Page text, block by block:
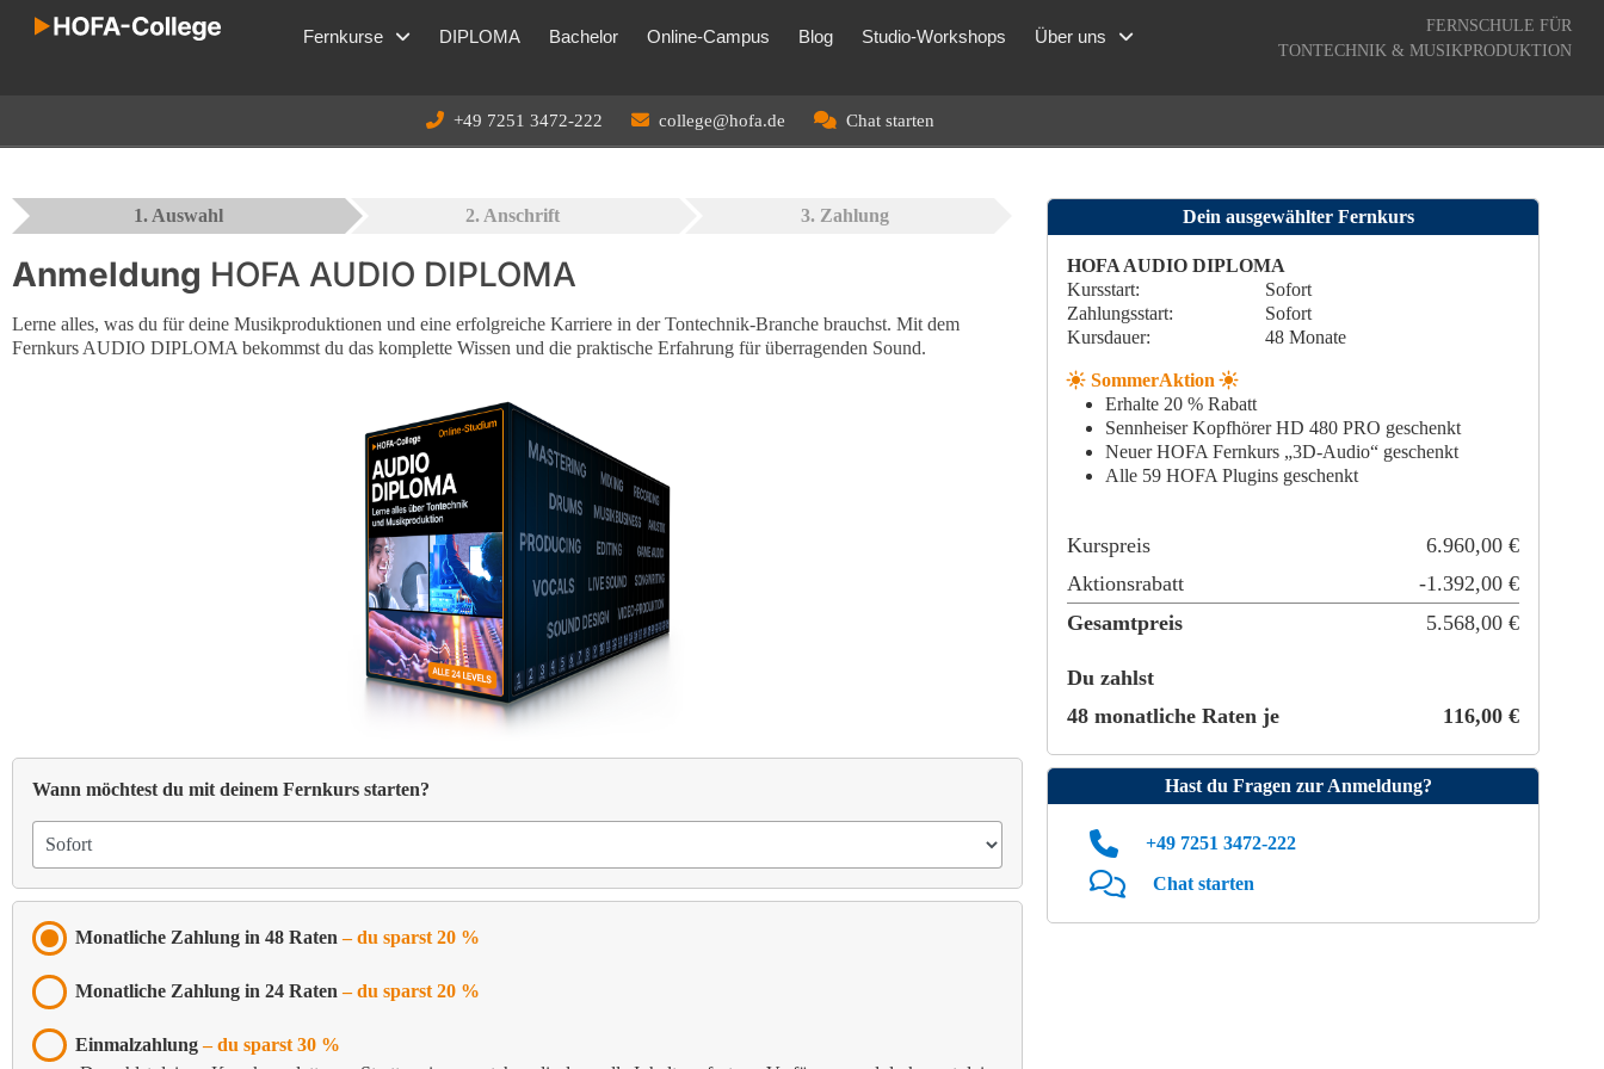
Fernkurse DIPLOMA Bachelor Online-Campus Blog Studio-Workshops Über uns
FERNSCHULE FÜR
TONTECHNIK & MUSIKPRODUKTION
+49 7251 3472-222 college@hofa.de Chat starten
1. Auswahl 2. Anschrift 3. Zahlung
Anmeldung HOFA AUDIO DIPLOMA
Lerne alles, was du für deine Musikproduktionen und eine erfolgreiche Karriere in der Tontechnik-Branche brauchst. Mit dem
Fernkurs AUDIO DIPLOMA bekommst du das komplette Wissen und die praktische Erfahrung für überragenden Sound.
Wann möchtest du mit deinem Fernkurs starten?
Monatliche Zahlung in 48 Raten–du sparst 20 %
Monatliche Zahlung in 24 Raten–du sparst 20 %
Einmalzahlung–du sparst 30 %
Dein ausgewählter Fernkurs
HOFA AUDIO DIPLOMA
Kursstart:
Sofort
Zahlungsstart:
Sofort
Kursdauer:
48 Monate
SommerAktion
Erhalte 20 % Rabatt
Sennheiser Kopfhörer HD 480 PRO geschenkt
Neuer HOFA Fernkurs „3D-Audio“ geschenkt
Alle 59 HOFA Plugins geschenkt
Kurspreis 6.960,00 €
Aktionsrabatt
-1.392,00 €
Gesamtpreis
5.568,00 €
Du zahlst
48 monatliche Raten je
116,00 €
Hast du Fragen zur Anmeldung?
+49 7251 3472‑222
Chat starten